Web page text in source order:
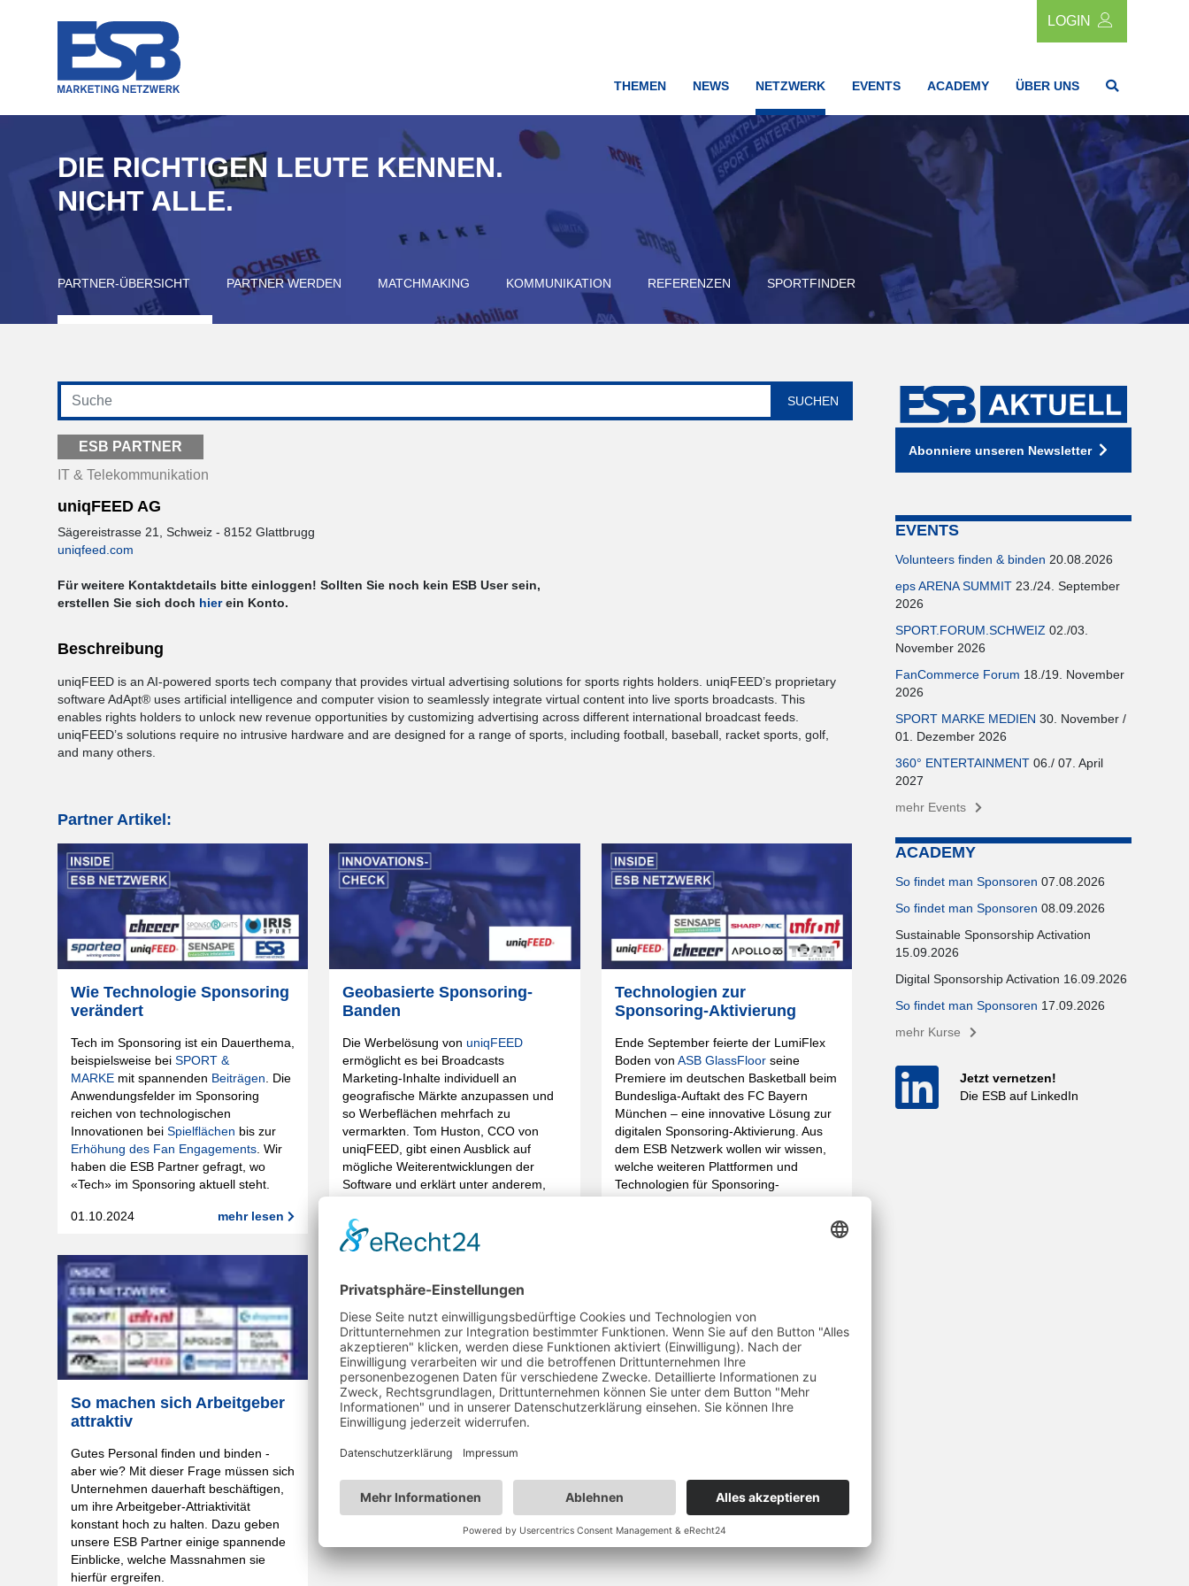
LOGIN
THEMEN NEWS NETZWERK EVENTS ACADEMY ÜBER UNS
DIE RICHTIGEN LEUTE KENNEN.
NICHT ALLE.
PARTNER-ÜBERSICHT PARTNER WERDEN MATCHMAKING KOMMUNIKATION REFERENZEN SPORTFINDER
ESB PARTNER
IT & Telekommunikation
uniqFEED AG
Sägereistrasse 21, Schweiz - 8152 Glattbrugg
uniqfeed.com
Für weitere Kontaktdetails bitte einloggen! Sollten Sie noch kein ESB User sein,
erstellen Sie sich doch hierein Konto.
Beschreibung
uniqFEED is an AI-powered sports tech company that provides virtual advertising solutions for sports rights holders. uniqFEED’s proprietary
software AdApt® uses artificial intelligence and computer vision to seamlessly integrate virtual content into live sports broadcasts. This
enables rights holders to unlock new revenue opportunities by customizing advertising across different international broadcast feeds.
uniqFEED’s solutions require no intrusive hardware and are designed for a range of sports, including football, baseball, racket sports, golf,
and many others.
Partner Artikel:
Wie Technologie Sponsoring
verändert
Tech im Sponsoring ist ein Dauerthema,
beispielsweise bei SPORT &
MARKE mit spannenden Beiträgen . Die
Anwendungsfelder im Sponsoring
reichen von technologischen
Innovationen bei Spielflächen bis zur
Erhöhung des Fan Engagements . Wir
haben die ESB Partner gefragt, wo
«Tech» im Sponsoring aktuell steht.
01.10.2024 mehr lesen
Geobasierte Sponsoring-
Banden
Die Werbelösung vonuniqFEED
ermöglicht es bei Broadcasts
Marketing-Inhalte individuell an
geografische Märkte anzupassen und
so Werbeflächen mehrfach zu
vermarkten. Tom Huston, CCO von
uniqFEED, gibt einen Ausblick auf
mögliche Weiterentwicklungen der
Software und erklärt unter anderem,
für Sportübertragungen gut eignet.
08.05.2024
Technologien zur
Sponsoring-Aktivierung
Ende September feierte der LumiFlex
Boden von ASB GlassFloorseine
Premiere im deutschen Basketball beim
Bundesliga-Auftakt des FC Bayern
München – eine innovative Lösung zur
digitalen Sponsoring-Aktivierung. Aus
dem ESB Netzwerk wollen wir wissen,
welche weiteren Plattformen und
Technologien für Sponsoring-
So machen sich Arbeitgeber
attraktiv
Gutes Personal finden und binden -
aber wie? Mit dieser Frage müssen sich
Unternehmen dauerhaft beschäftigen,
um ihre Arbeitgeber-Attriaktivität
konstant hoch zu halten. Dazu geben
unsere ESB Partner einige spannende
Einblicke, welche Massnahmen sie
hierfür ergreifen.
Abonniere unseren Newsletter
EVENTS
Volunteers finden & binden 20.08.2026
eps ARENA SUMMIT 23./24. September
2026
SPORT.FORUM.SCHWEIZ 02./03.
November 2026
FanCommerce Forum 18./19. November
2026
SPORT MARKE MEDIEN 30. November /
01. Dezember 2026
360° ENTERTAINMENT 06./ 07. April
2027
mehr Events
ACADEMY
So findet man Sponsoren 07.08.2026
So findet man Sponsoren 08.09.2026
Sustainable Sponsorship Activation
15.09.2026
Digital Sponsorship Activation 16.09.2026
So findet man Sponsoren 17.09.2026
mehr Kurse
Jetzt vernetzen!
Die ESB auf LinkedIn